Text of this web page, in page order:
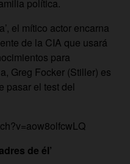
política.
el mítico actor encarna
de la CIA que usará
para
Greg Focker (Stiller) es
pasar el test del
de él’